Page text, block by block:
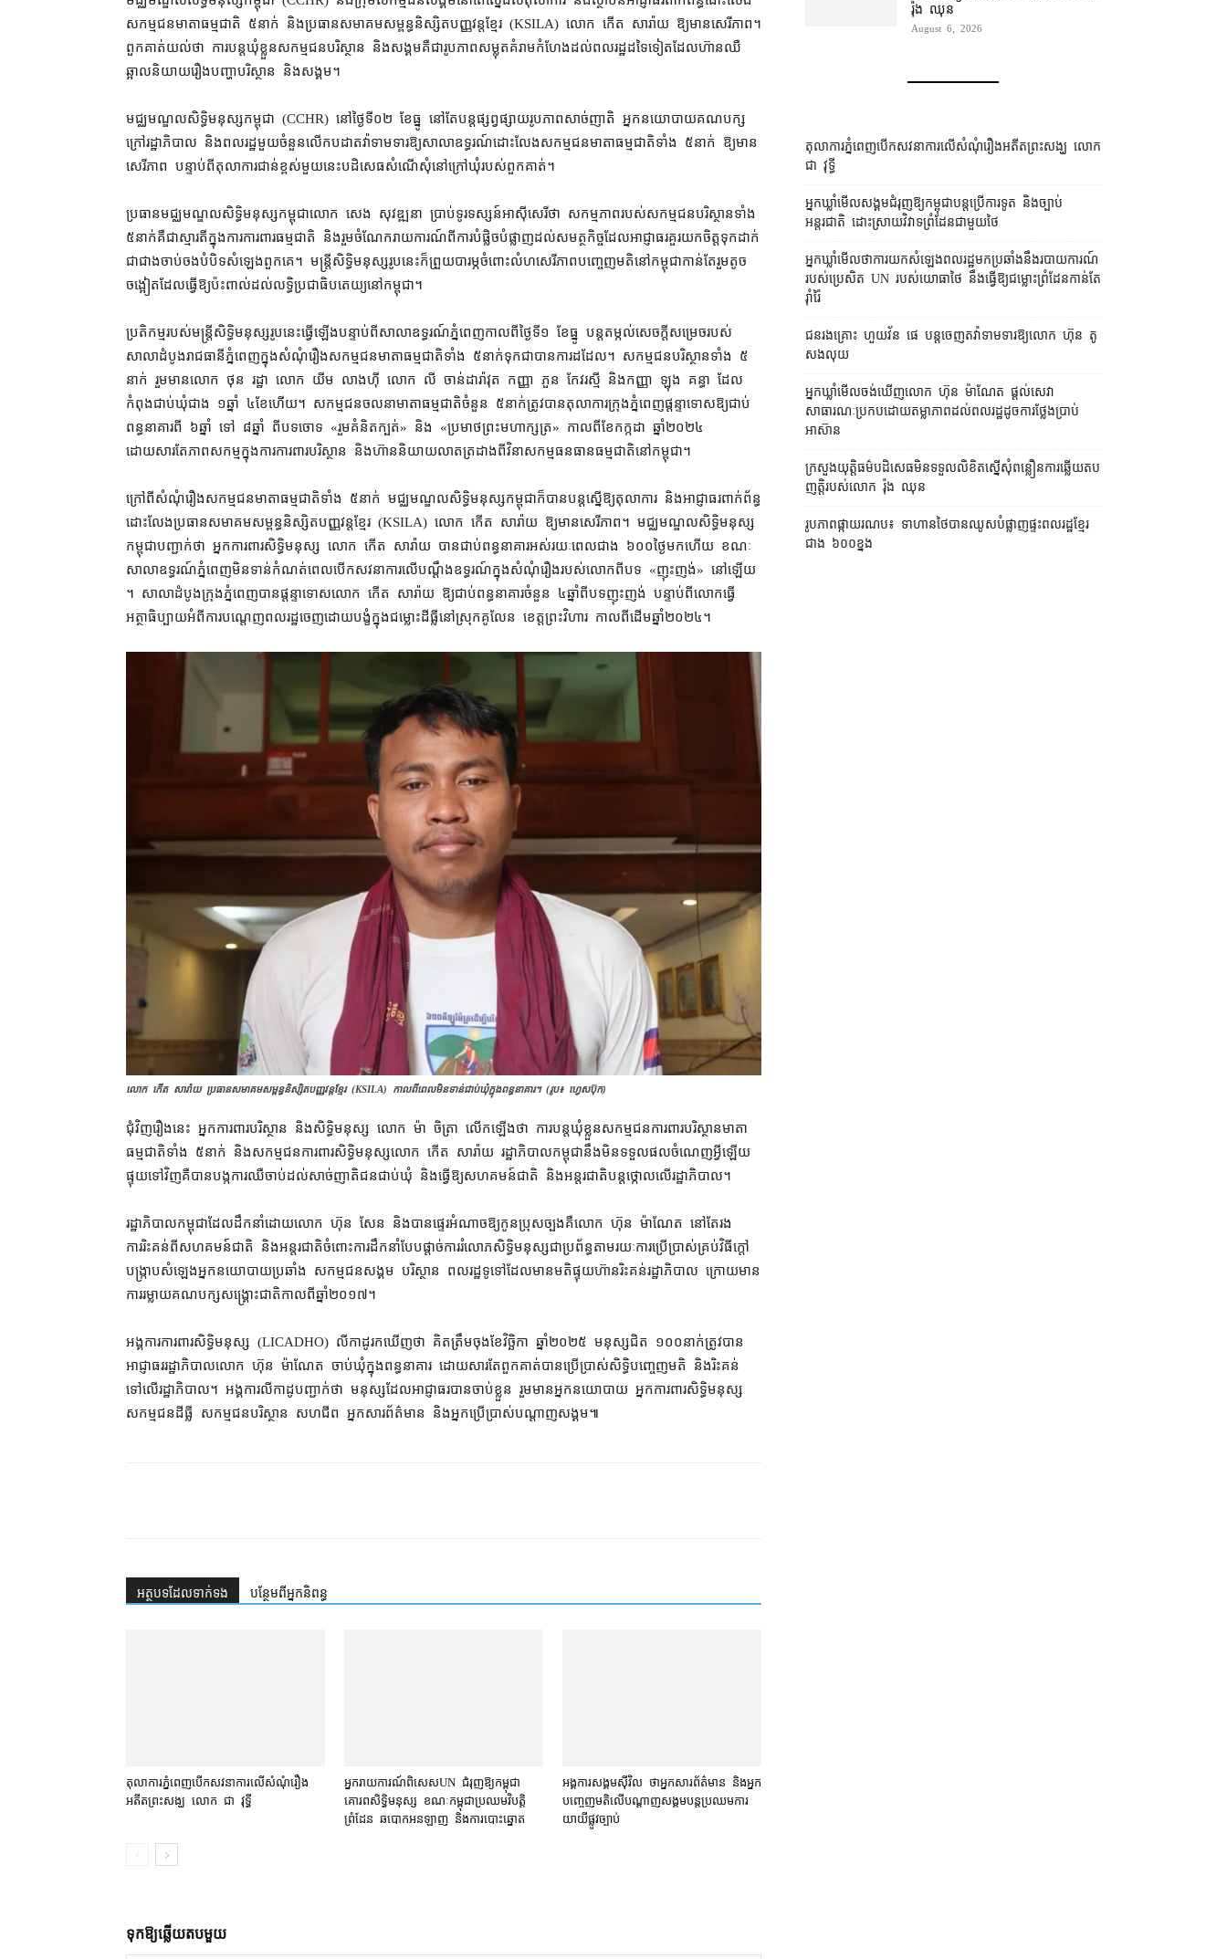
សកម្មជន​មាតា​ធម្មជាតិ ៥​នាក់ និង​ប្រធាន​សមាគម​សម្ពន្ធ​និស្សិត​បញ្ញវន្ត​ខ្មែរ (KSILA) លោក កើត សា​រ៉ា​យ ឱ្យ​មាន​សេរីភាព​។
ពួកគាត់​យល់ថា ការ​បន្ត​ឃុំខ្លួន​សកម្មជន​បរិស្ថាន និង​សង្គម​គឺជា​រូបភាព​សម្លុត​គំរាមកំហែង​ដល់​ពលរដ្ឋ​ដទៃទៀត​ដែល​ហ៊ាន​ឈឺ​
ឆ្អាល​និយាយ​រឿង​បញ្ហា​បរិស្ថាន និង​សង្គម។
មជ្ឈមណ្ឌល​សិទ្ធិមនុស្ស​កម្ពុជា (CCHR) នៅ​ថ្ងៃទី​០២ ខែ​ធ្នូ នៅតែ​បន្ត​ផ្សព្វផ្សាយ​រូបភាព​សាច់ញាតិ អ្នក​នយោបាយ​គណបក្ស​
ក្រៅ​រដ្ឋាភិបាល និង​ពលរដ្ឋ​មួយចំនួន​លើក​បដា​តវ៉ា​ទាមទារ​ឱ្យ​សាលាឧទ្ធរណ៍​ដោះលែង​សកម្មជន​មាតា​ធម្មជាតិ​ទាំង ៥​នាក់ ឱ្យ​មាន​
សេរីភាព បន្ទាប់ពី​តុលាការ​ជាន់ខ្ពស់​មួយ​នេះ​បដិសេធ​សំណើសុំ​នៅ​ក្រៅ​ឃុំ​របស់​ពួកគាត់។
ប្រធាន​មជ្ឈមណ្ឌល​សិទ្ធិមនុស្ស​កម្ពុជា​លោក សេង សុវឌ្ឍនា ប្រាប់​ទូរទស្សន៍​អាស៊ីសេរី​ថា សកម្មភាព​របស់​សកម្មជន​បរិស្ថាន​ទាំង
៥​នាក់​គឺជា​ស្មារតី​ក្នុង​ការ​ការពារ​ធម្មជាតិ និង​រួមចំណែក​រាយការណ៍​ពី​ការ​បំផ្លិចបំផ្លាញ​ដល់​សមត្ថកិច្ច​ដែល​អាជ្ញាធរ​គួរ​យកចិត្តទុកដាក់​
ជាជាង​ចាប់ចង​បំបិទ​សំឡេង​ពួកគេ។ មន្ត្រី​សិទ្ធិមនុស្ស​រូប​នេះ​ក៏​ព្រួយបារម្ភ​ចំពោះ​លំហ​សេរីភាព​បញ្ចេញមតិ​នៅ​កម្ពុជា​កាន់តែ​រួម​តូច​
ចង្អៀត​ដែល​ធ្វើ​ឱ្យ​ប៉ះពាល់​ដល់​លទ្ធិ​ប្រជាធិបតេយ្យ​នៅ​កម្ពុជា។
ប្រតិកម្ម​របស់​មន្ត្រី​សិទ្ធិមនុស្ស​រូប​នេះ​ធ្វើឡើង​បន្ទាប់ពី​សាលាឧទ្ធរណ៍​ភ្នំពេញ​កាលពី​ថ្ងៃទី​១ ខែ​ធ្នូ បន្ត​តម្កល់​សេចក្ដីសម្រេច​របស់​
សាលាដំបូង​រាជធានី​ភ្នំពេញ​ក្នុង​សំណុំរឿង​សកម្មជន​មាតា​ធម្មជាតិ​ទាំង ៥​នាក់​ទុក​ជា​បាន​ការ​ដដែល។ សកម្មជន​បរិស្ថាន​ទាំង ៥​
នាក់ រួមមាន​លោក ថុន រដ្ឋា លោក យីម លាងហ៊ី លោក លី ចាន់ដារ៉ាវុត កញ្ញា ភួន កែវរស្មី និង​កញ្ញា ឡុង គន្ធា ដែល​
កំពុង​ជាប់ឃុំ​ជាង ១​ឆ្នាំ ៤​ខែ​ហើយ​។ សកម្មជន​ចលនា​មាតា​ធម្មជាតិ​ចំនួន ៥​នាក់​ត្រូវ​បាន​តុលាការ​ក្រុងភ្នំពេញ​ផ្ដន្ទាទោស​ឱ្យ​ជាប់
ពន្ធនាគារ​ពី ៦​ឆ្នាំ ទៅ ៨​ឆ្នាំ ពី​បទ​ចោទ «​រួមគំនិត​ក្បត់​» និង «​ប្រមាថ​ព្រះមហាក្សត្រ​» កាលពី​ខែកក្កដា ឆ្នាំ​២០២៤
ដោយសារតែ​ភាព​សកម្ម​ក្នុង​ការ​ការពារ​បរិស្ថាន និង​ហ៊ាន​និយាយ​លាតត្រដាង​ពី​វិនាសកម្ម​ធនធានធម្មជាតិ​នៅ​កម្ពុជា។
ក្រៅពី​សំណុំរឿង​សកម្មជន​មាតា​ធម្មជាតិ​ទាំង ៥​នាក់ មជ្ឈមណ្ឌល​សិទ្ធិមនុស្ស​កម្ពុជា​ក៏បាន​បន្ត​ស្នើ​ឱ្យ​តុលាការ និង​អាជ្ញាធរ​ពាក់ព័ន្ធ​
ដោះលែង​ប្រធាន​សមាគម​សម្ពន្ធ​និស្សិត​បញ្ញវន្ត​ខ្មែរ (KSILA) លោក កើត សារ៉ាយ ឱ្យ​មាន​សេរីភាព។ មជ្ឈមណ្ឌល​សិទ្ធិមនុស្ស​
កម្ពុជា​បញ្ជាក់​ថា អ្នកការពារ​សិទ្ធិមនុស្ស លោក កើត សារ៉ាយ បាន​ជាប់ពន្ធនាគារ​អស់​រយៈពេល​ជាង ៦០០​ថ្ងៃ​មក​ហើយ ខណៈ​
សាលាឧទ្ធរណ៍​ភ្នំពេញ​មិនទាន់​កំណត់ពេល​បើក​សវនាការ​លើ​បណ្ដឹងឧទ្ធរណ៍​ក្នុង​សំណុំរឿង​របស់​លោក​ពី​បទ «​ញុះញង់​» នៅឡើយ​
។ សាលាដំបូង​ក្រុងភ្នំពេញ​បាន​ផ្ដន្ទាទោស​លោក កើត សារ៉ាយ ឱ្យ​ជាប់ពន្ធនាគារ​ចំនួន ៤​ឆ្នាំ​ពី​បទ​ញុះញង់ បន្ទាប់ពី​លោក​ធ្វើ​
អត្ថាធិប្បាយ​អំពី​ការ​បណ្តេញ​ពលរដ្ឋ​ចេញ​ដោយ​បង្ខំ​ក្នុង​ជម្លោះដីធ្លី​នៅ​ស្រុក​គូលែន ខេត្តព្រះវិហារ កាល​ពី​ដើម​ឆ្នាំ​២០២៤។
លោក កើត សារ៉ាយ ប្រធាន​សមាគម​សម្ពន្ធ​និស្សិត​បញ្ញវន្ត​ខ្មែរ​ (KSILA) កាល​ពី​ពេល​មិនទាន់ជាប់​ឃុំ​​ក្នុង​ពន្ធនាគារ។ (រូប៖ ហ្វេសប៊ុក)
ជុំវិញ​រឿង​នេះ អ្នកការពារ​បរិស្ថាន និង​សិទ្ធិមនុស្ស លោក ម៉ា ចិត្រា លើកឡើង​ថា ការ​បន្ត​ឃុំខ្លួន​សកម្មជន​ការពារ​បរិស្ថាន​មាតា​
ធម្មជាតិ​ទាំង ៥​នាក់ និង​សកម្មជន​ការពារ​សិទ្ធិ​មនុស្សលោក កើត សារ៉ាយ រដ្ឋាភិបាល​កម្ពុជា​នឹង​មិន​ទទួលផល​ចំណេញ​អ្វី​ឡើយ
ផ្ទុយទៅវិញ​គឺ​បាន​បង្ក​ការឈឺចាប់​ដល់​សាច់ញាតិ​ជន​ជាប់ឃុំ និង​ធ្វើ​ឱ្យ​សហគមន៍​ជាតិ និង​អន្តរជាតិ​បន្ត​ថ្កោល​លើ​រដ្ឋាភិបាល។
រដ្ឋាភិបាល​កម្ពុជា​ដែល​ដឹកនាំ​ដោយ​លោក ហ៊ុន សែន និង​បាន​ផ្ទេរអំណាច​ឱ្យ​កូនប្រុស​ច្បង​គឺ​លោក ហ៊ុន ម៉ាណែត នៅតែ​រង​
ការរិះគន់​ពី​សហគមន៍​ជាតិ និង​អន្តរជាតិ​ចំពោះ​ការដឹកនាំ​បែប​ផ្ដាច់​ការរំលោភ​សិទ្ធិមនុស្ស​ជា​ប្រព័ន្ធ​តាមរយៈ​ការប្រើប្រាស់​គ្រប់​វិធី​ក្ដៅ​
បង្ក្រាប​សំឡេង​អ្នកនយោបាយ​ប្រឆាំង សកម្មជន​សង្គម បរិស្ថាន ពលរដ្ឋ​ទូទៅ​ដែល​មាន​មតិផ្ទុយ​ហ៊ាន​រិះគន់​រដ្ឋាភិបាល ក្រោយ​មាន
ការ​រម្លាយ​គណបក្ស​សង្គ្រោះ​ជាតិ​កាលពី​ឆ្នាំ​២០១៧។
អង្គការ​ការពារ​សិទ្ធិមនុស្ស (LICADHO) លីកាដូ​រក​ឃើញ​ថា គិត​ត្រឹម​ចុងខែ​វិច្ឆិកា ឆ្នាំ​២០២៥ មនុស្ស​ជិត ១០០​នាក់​ត្រូវ​បាន​
អាជ្ញាធរ​រដ្ឋាភិបាល​លោក ហ៊ុន ម៉ាណែត ចាប់​ឃុំ​ក្នុង​ពន្ធនាគារ ដោយសារតែ​ពួកគាត់​បាន​ប្រើប្រាស់​សិទ្ធិ​បញ្ចេញមតិ និង​រិះគន់​
ទៅលើ​រដ្ឋាភិបាល​។ អង្គការ​លីកាដូ​បញ្ជាក់​ថា មនុស្ស​ដែល​អាជ្ញាធរ​បាន​ចាប់ខ្លួន រួមមាន​អ្នកនយោបាយ អ្នកការពារ​សិទ្ធិមនុស្ស
សកម្មជន​ដីធ្លី សកម្មជន​បរិស្ថាន សហជីព អ្នកសារព័ត៌មាន និង​អ្នកប្រើប្រាស់​បណ្ដាញ​សង្គម៕
អត្ថបទ​ដែល​ទាក់ទង បន្ថែម​ពី​អ្នកនិពន្ធ
តុលាការ​ភ្នំពេញ​​បើកសវនាការ​លើ​សំណុំរឿង​​
អតីត​ព្រះសង្ឃ លោក ជា វុទ្ធី
អ្នករាយការណ៍​ពិសេស​UN ជំរុញឱ្យ​កម្ពុជា​
គោរព​សិទ្ធិមនុស្ស ខណៈ​កម្ពុជា​ប្រឈម​វិបត្តិ​
ព្រំដែន ឆបោក​អន​ឡាញ និង​ការបោះឆ្នោត​
អង្គការ​សង្គម​ស៊ីវិល ថា​អ្នកសារព័ត៌មាន និង​អ្នក​
បញ្ចេញមតិ​លើ​បណ្ដាញ​សង្គម​បន្ត​ប្រឈម​ការ​
យាយី​ផ្លូវច្បាប់
ទុក​ឱ្យ​ឆ្លើយ​តប​មួយ
រ៉ុង ឈុន
August 6, 2026
តុលាការ​ភ្នំពេញ​​បើកសវនាការ​លើ​សំណុំរឿង​​អតីត​ព្រះសង្ឃ លោក
ជា វុទ្ធី
អ្នកឃ្លាំមើល​សង្គម​ជំរុញ​ឱ្យ​កម្ពុជា​បន្ត​ប្រើ​ការទូត និង​ច្បាប់​
អន្តរជាតិ ដោះស្រាយ​វិវាទ​ព្រំដែន​ជាមួយ​ថៃ
អ្នកឃ្លាំមើល​ថា​ការ​យក​សំឡេង​ពលរដ្ឋ​មក​ប្រឆាំង​នឹង​របាយការណ៍​
របស់​ប្រេសិត UN របស់​យោធា​ថៃ នឹង​ធ្វើ​ឱ្យ​ជម្លោះព្រំដែន​កាន់តែ​
រ៉ាំរ៉ៃ
ជនរងគ្រោះ ហួយវ័ន ផេ បន្ត​ចេញ​តវ៉ា​ទាមទារ​ឱ្យ​លោក ហ៊ុន តូ
សង​លុយ
អ្នកឃ្លាំមើល​ចង់​ឃើញ​លោក ហ៊ុន ម៉ាណែត ផ្ដល់​សេវា​
សាធារណៈ​ប្រកបដោយ​តម្លាភាព​ដល់​ពលរដ្ឋ​ដូច​ការ​ថ្លែង​ប្រាប់​
អាស៊ាន
ក្រសួងយុត្តិធម៌​បដិសេធ​មិន​ទទួល​លិខិត​ស្នើសុំ​ពន្លឿន​ការ​ឆ្លើយតប​
ញត្តិ​របស់​លោក រ៉ុង ឈុន
រូបភាពផ្កាយរណប៖ ទាហានថៃបានឈូសបំផ្លាញផ្ទះពលរដ្ឋខ្មែរ
ជាង ៦០០ខ្នង